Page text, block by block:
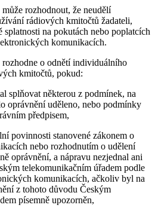
rozhodnout, že neudělí
rádiových kmitočtů žadateli,
na pokutách nebo poplatcích
komunikacích.
o odnětí individuálního
kmitočtů, pokud:
splňovat některou z podmínek, na
oprávnění uděleno, nebo podmínky
předpisem,
povinnosti stanovené zákonem o
nebo rozhodnutím o udělení
oprávnění, a nápravu nezjednal ani
telekomunikačním úřadem podle
komunikacích, ačkoliv byl na
z tohoto důvodu Českým
písemně upozorněn,